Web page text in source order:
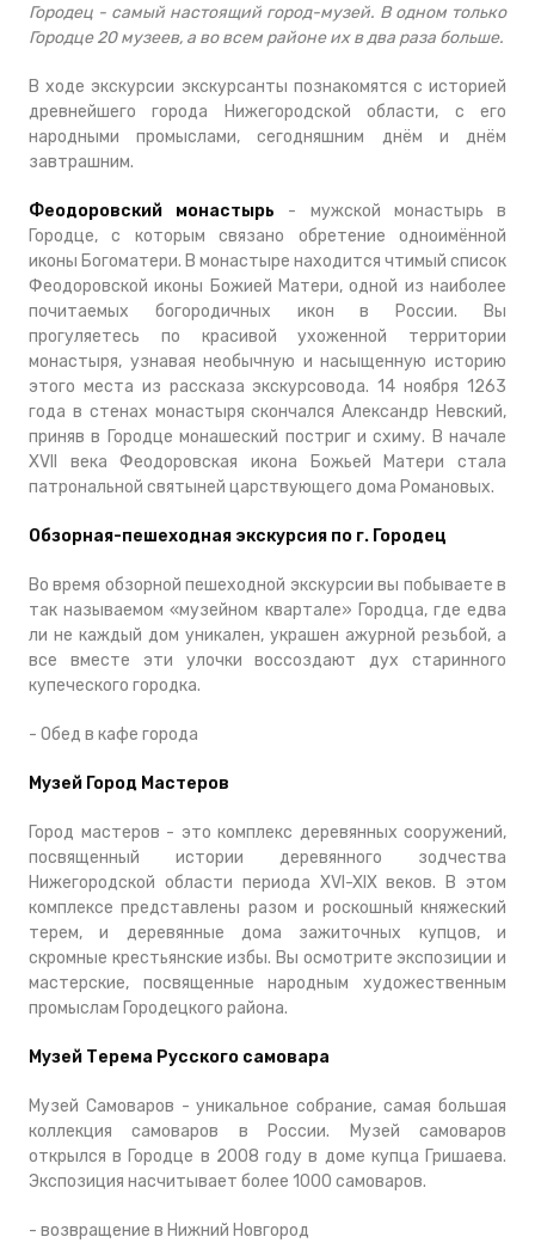
Городец - самый настоящий город-музей. В одном только
Городце 20 музеев, а во всем районе их в два раза больше.
В ходе экскурсии экскурсанты познакомятся с историей
древнейшего города Нижегородской области, с его
народными промыслами, сегодняшним днём и днём
завтрашним.
Феодоровский монастырь - мужской монастырь в
Городце, с которым связано обретение одноимённой
иконы Богоматери. В монастыре находится чтимый список
Феодоровской иконы Божией Матери, одной из наиболее
почитаемых богородичных икон в России. Вы
прогуляетесь по красивой ухоженной территории
монастыря, узнавая необычную и насыщенную историю
этого места из рассказа экскурсовода. 14 ноября 1263
года в стенах монастыря скончался Александр Невский,
приняв в Городце монашеский постриг и схиму. В начале
XVII века Феодоровская икона Божьей Матери стала
патрональной святыней царствующего дома Романовых.
Обзорная-пешеходная экскурсия по г. Городец
Во время обзорной пешеходной экскурсии вы побываете в
так называемом «музейном квартале» Городца, где едва
ли не каждый дом уникален, украшен ажурной резьбой, а
все вместе эти улочки воссоздают дух старинного
купеческого городка.
- Обед в кафе города
Музей Город Мастеров
Город мастеров - это комплекс деревянных сооружений,
посвященный истории деревянного зодчества
Нижегородской области периода XVI-XIX веков. В этом
комплексе представлены разом и роскошный княжеский
терем, и деревянные дома зажиточных купцов, и
скромные крестьянские избы. Вы осмотрите экспозиции и
мастерские, посвященные народным художественным
промыслам Городецкого района.
Музей Терема Русского самовара
Музей Самоваров - уникальное собрание, самая большая
коллекция самоваров в России. Музей самоваров
открылся в Городце в 2008 году в доме купца Гришаева.
Экспозиция насчитывает более 1000 самоваров.
- возвращение в Нижний Новгород